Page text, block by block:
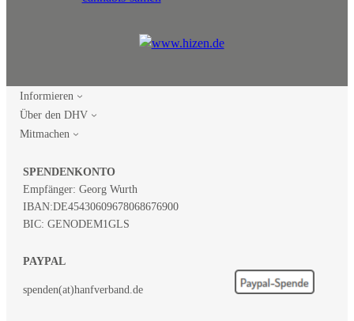
Informieren
Über den DHV
Mitmachen
SPENDENKONTO
Empfänger: Georg Wurth
IBAN:DE45430609678068676900
BIC: GENODEM1GLS
PAYPAL
spenden(at)hanfverband.de